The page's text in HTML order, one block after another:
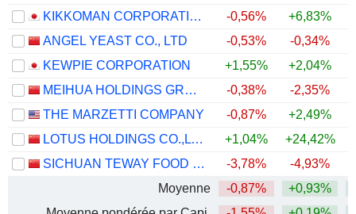
KIKKOMAN CORPORATION
-0,56% +6,83%
ANGEL YEAST CO., LTD
-0,53% -0,34%
KEWPIE CORPORATION
+1,55% +2,04%
MEIHUA HOLDINGS GROUP CO.,LTD
-0,38% -2,35%
THE MARZETTI COMPANY
-0,87% +2,49%
LOTUS HOLDINGS CO.,LTD.
+1,04% +24,42%
SICHUAN TEWAY FOOD GROUP CO.,LTD
-3,78% -4,93%
Moyenne
-0,87% +0,93%